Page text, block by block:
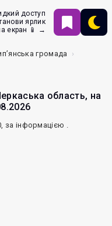
доступ
ярлик
екран 📱 →
громада
область, на
за інформацією .